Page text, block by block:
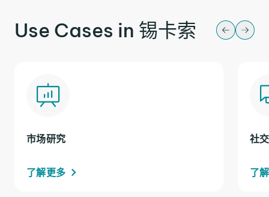
Use Cases in 锡卡索
市场研究
了解更多
社
了